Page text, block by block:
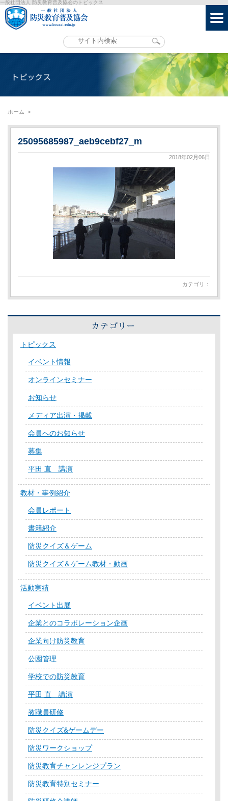
一般社団法人 防災教育普及協会のトピックス
ホーム >
25095685987_aeb9cebf27_m
2018年02月06日
カテゴリ：
トピックス
イベント情報
オンラインセミナー
お知らせ
メディア出演・掲載
会員へのお知らせ
募集
平田 直 講演
教材・事例紹介
会員レポート
書籍紹介
防災クイズ＆ゲーム
防災クイズ＆ゲーム教材・動画
活動実績
イベント出展
企業とのコラボレーション企画
企業向け防災教育
公園管理
学校での防災教育
平田 直 講演
教職員研修
防災クイズ&ゲームデー
防災ワークショップ
防災教育チャンレンジプラン
防災教育特別セミナー